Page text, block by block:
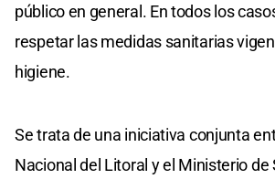
público en general. En todos los
respetar las medidas sanitarias
higiene.
Se trata de una iniciativa conjunta
Nacional del Litoral y el Ministerio de